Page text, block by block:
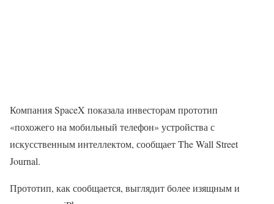
Компания SpaceX показала инвесторам прототип
«похожего на мобильный телефон» устройства с
искусственным интеллектом, сообщает The Wall Street
Journal.
Прототип, как сообщается, выглядит более изящным и